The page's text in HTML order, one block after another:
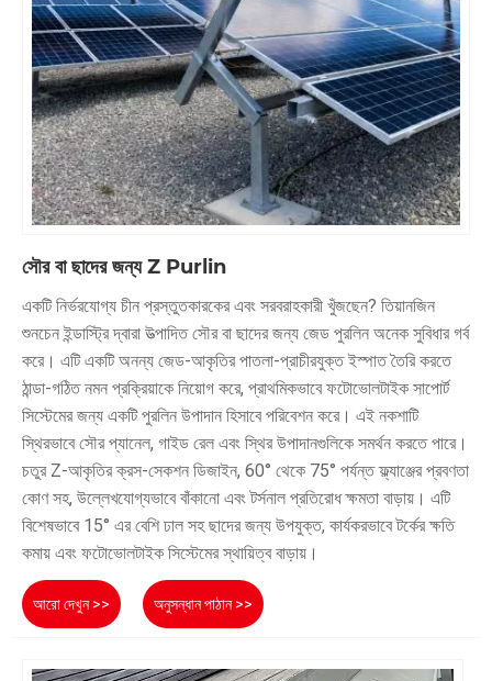
সৌর বা ছাদের জন্য Z Purlin
একটি নির্ভরযোগ্য চীন প্রস্তুতকারকের এবং সরবরাহকারী খুঁজছেন? তিয়ানজিন
শুনচেন ইন্ডাস্ট্রি দ্বারা উত্পাদিত সৌর বা ছাদের জন্য জেড পুরলিন অনেক সুবিধার গর্ব
করে। এটি একটি অনন্য জেড-আকৃতির পাতলা-প্রাচীরযুক্ত ইস্পাত তৈরি করতে
ঠান্ডা-গঠিত নমন প্রক্রিয়াকে নিয়োগ করে, প্রাথমিকভাবে ফটোভোলটাইক সাপোর্ট
সিস্টেমের জন্য একটি পুরলিন উপাদান হিসাবে পরিবেশন করে। এই নকশাটি
স্থিরভাবে সৌর প্যানেল, গাইড রেল এবং স্থির উপাদানগুলিকে সমর্থন করতে পারে।
চতুর Z-আকৃতির ক্রস-সেকশন ডিজাইন, 60° থেকে 75° পর্যন্ত ফ্ল্যাঞ্জের প্রবণতা
কোণ সহ, উল্লেখযোগ্যভাবে বাঁকানো এবং টর্সনাল প্রতিরোধ ক্ষমতা বাড়ায়। এটি
বিশেষভাবে 15° এর বেশি ঢাল সহ ছাদের জন্য উপযুক্ত, কার্যকরভাবে টর্কের ক্ষতি
কমায় এবং ফটোভোলটাইক সিস্টেমের স্থায়িত্ব বাড়ায়।
আরো দেখুন >> অনুসন্ধান পাঠান >>